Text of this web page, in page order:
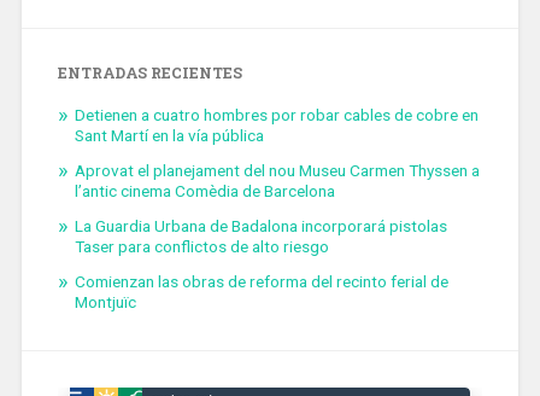
ENTRADAS RECIENTES
Detienen a cuatro hombres por robar cables de cobre en
Sant Martí en la vía pública
Aprovat el planejament del nou Museu Carmen Thyssen a
l’antic cinema Comèdia de Barcelona
La Guardia Urbana de Badalona incorporará pistolas
Taser para conflictos de alto riesgo
Comienzan las obras de reforma del recinto ferial de
Montjuïc